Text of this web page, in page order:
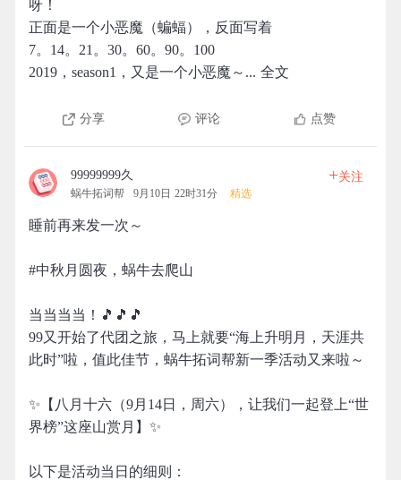
呀！
正面是一个小恶魔（蝙蝠），反面写着
7。14。21。30。60。90。100
2019，season1，又是一个小恶魔～... 全文
分享 评论 点赞
99999999久
蜗牛拓词帮 9月10日 22时31分 精选
+关注
睡前再来发一次～
#中秋月圆夜，蜗牛去爬山
当当当当！🎵🎵🎵
99又开始了代团之旅，马上就要“海上升明月，天涯共
此时”啦，值此佳节，蜗牛拓词帮新一季活动又来啦～
✨【八月十六（9月14日，周六），让我们一起登上“世
界榜”这座山赏月】✨
以下是活动当日的细则：